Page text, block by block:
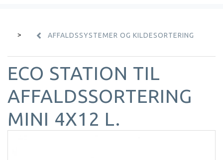
AFFALDSSYSTEMER OG KILDESORTERING
ECO STATION TIL
AFFALDSSORTERING
MINI 4X12 L.